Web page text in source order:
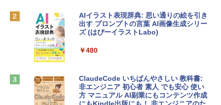
￥137,800
tomtoc 360°保護 15.6 16インチ パソコ
￥2,952
Microsoft Office Home & Business 202
4(最新 永続版)|オンラインコード版|Wind
Robloxギフトカード - 2,000 Robux 【限
定バーチャルアイテムを含む】 【オンラ
AIイラスト表現辞典: 思い通りの絵を引き
出す プロンプトの言葉 AI画像生成シリー
ズ (はぴーイラストLabo)
￥480
ClaudeCode いちばんやさしい 教科書:
非エンジニア 初心者 素人 でも安心 使い
方 マニュアル AI副業にもコンテンツ作成